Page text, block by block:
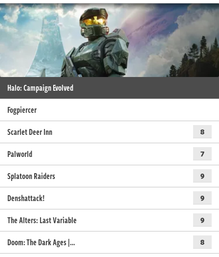
Halo: Campaign Evolved
Fogpiercer
Scarlet Deer Inn
8
Palworld 7
Splatoon Raiders 9
Denshattack! 9
The Alters: Last Variable 9
Doom: The Dark Ages |… 8